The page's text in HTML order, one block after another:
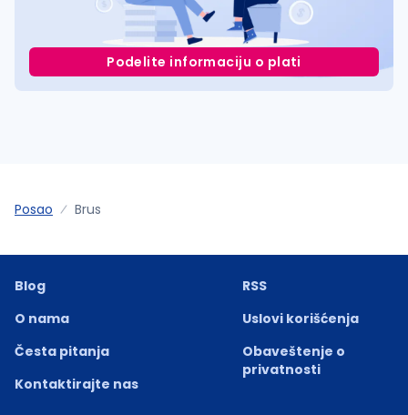
Podelite informaciju o plati
Posao Brus
Blog
O nama
Česta pitanja
Kontaktirajte nas
RSS
Uslovi korišćenja
Obaveštenje o
privatnosti